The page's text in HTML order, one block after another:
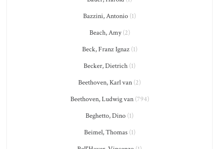
Bazzini, Antonio (1)
Beach, Amy(2)
Beck, Franz Ignaz(1)
Becker, Dietrich (1)
Beethoven, Karl van (2)
Beethoven, Ludwig van(794)
Beghetto, Dino (1)
Beimel, Thomas(1)